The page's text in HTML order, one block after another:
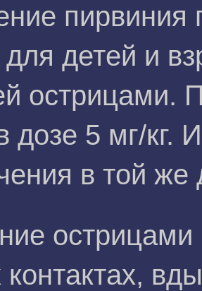
пирвиния
детей и
острицами.
дозе 5 мг/кг.
в той же
острицами